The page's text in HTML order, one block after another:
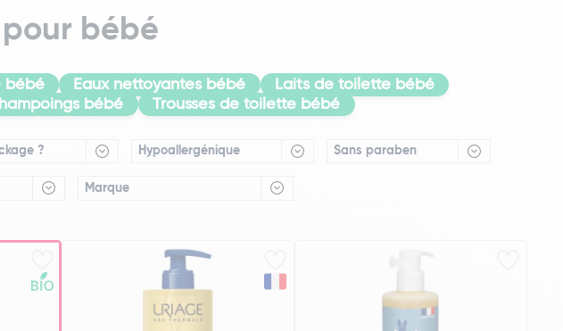
bébé
bébé Eaux nettoyantes bébé
Laits de toilette bébé
bébé Trousses de toilette bébé
? Hypoallergénique Sans paraben
Marque